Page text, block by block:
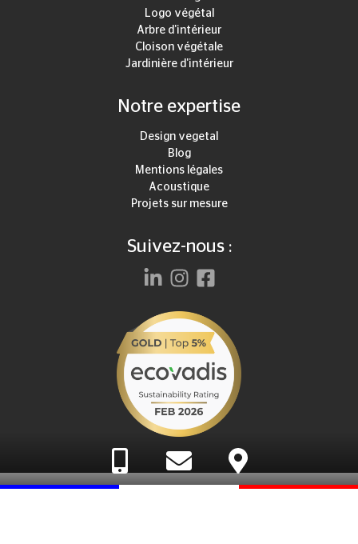
Logo végétal
Arbre d'intérieur
Cloison végétale
Jardinière d'intérieur
Notre expertise
Design vegetal
Blog
Mentions légales
Acoustique
Projets sur mesure
Suivez-nous :